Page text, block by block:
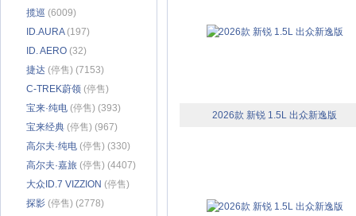
揽巡 (6009)
ID.AURA(197)
ID. AERO (32)
捷达 (停售) (7153)
C-TREK蔚领 (停售)
(2389)
宝来·纯电 (停售) (393)
宝来经典 (停售) (967)
高尔夫·纯电 (停售) (330)
高尔夫·嘉旅 (停售) (4407)
大众ID.7 VIZZION (停售)
(1771)
探影 (停售) (2778)
2026款 新锐 1.5L 出众新逸版